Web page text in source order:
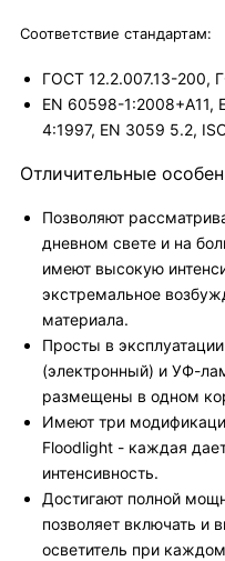
Соответствие стандартам:
ГОСТ 12.2.007.13-200,
EN 60598-1:2008+A11,
4:1997, EN 3059 5.2,
Отличительные
Позволяют
дневном свете и на
имеют высокую
экстремальное
материала.
Просты в
(электронный) и УФ-
размещены в одном
Имеют три
Floodlight - каждая
интенсивность.
Достигают полной
позволяет включать и
осветитель при